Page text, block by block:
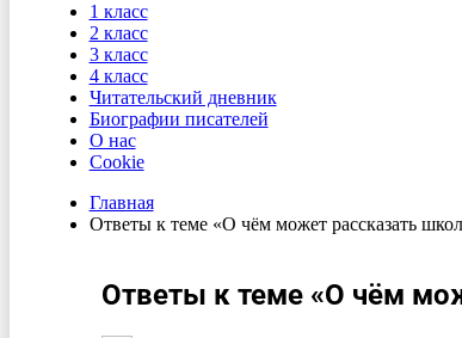
1 класс
2 класс
3 класс
4 класс
Читательский дневник
Биографии писателей
О нас
Cookie
Главная
Ответы к теме «О чём может рассказать
Ответы к теме «О чём